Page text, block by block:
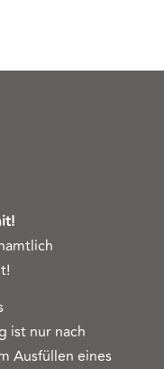
ist nur nach
Ausfüllen eines